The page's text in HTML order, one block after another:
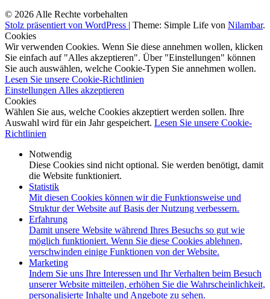
© 2026 Alle Rechte vorbehalten
Stolz präsentiert von WordPress
Theme: Simple Life von Nilambar.
Cookies
Wir verwenden Cookies. Wenn Sie diese annehmen wollen, klicken
Sie einfach auf "Alles akzeptieren". Über "Einstellungen" können
Sie auch auswählen, welche Cookie-Typen Sie annehmen wollen.
Lesen Sie unsere Cookie-Richtlinien
EinstellungenAlles akzeptieren
Cookies
Wählen Sie aus, welche Cookies akzeptiert werden sollen. Ihre
Auswahl wird für ein Jahr gespeichert. Lesen Sie unsere Cookie-
Richtlinien
Notwendig
Diese Cookies sind nicht optional. Sie werden benötigt, damit
die Website funktioniert.
Statistik
Mit diesen Cookies können wir die Funktionsweise und
Struktur der Website auf Basis der Nutzung verbessern.
Erfahrung
Damit unsere Website während Ihres Besuchs so gut wie
möglich funktioniert. Wenn Sie diese Cookies ablehnen,
verschwinden einige Funktionen von der Website.
Marketing
Indem Sie uns Ihre Interessen und Ihr Verhalten beim Besuch
unserer Website mitteilen, erhöhen Sie die Wahrscheinlichkeit,
personalisierte Inhalte und Angebote zu sehen.